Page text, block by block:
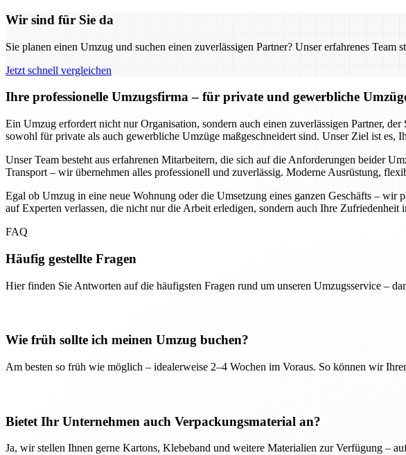
Wir sind für Sie da
Sie planen einen Umzug und suchen einen zuverlässigen Partner? Unser erfahrenes
Jetzt schnell vergleichen
Ihre professionelle Umzugsfirma – für private und gewerbliche
Ein Umzug erfordert nicht nur Organisation, sondern auch einen zuverlässigen Partner,
sowohl für private als auch gewerbliche Umzüge maßgeschneidert sind. Unser Ziel ist
Unser Team besteht aus erfahrenen Mitarbeitern, die sich auf die Anforderungen beider
Transport – wir übernehmen alles professionell und zuverlässig. Moderne Ausrüstung,
Egal ob Umzug in eine neue Wohnung oder die Umsetzung eines ganzen Geschäfts –
auf Experten verlassen, die nicht nur die Arbeit erledigen, sondern auch Ihre
FAQ
Häufig gestellte Fragen
Hier finden Sie Antworten auf die häufigsten Fragen rund um unseren Umzugsservice –
Wie früh sollte ich meinen Umzug buchen?
Am besten so früh wie möglich – idealerweise 2–4 Wochen im Voraus. So können wir
Bietet Ihr Unternehmen auch Verpackungsmaterial an?
Ja, wir stellen Ihnen gerne Kartons, Klebeband und weitere Materialien zur Verfügung –